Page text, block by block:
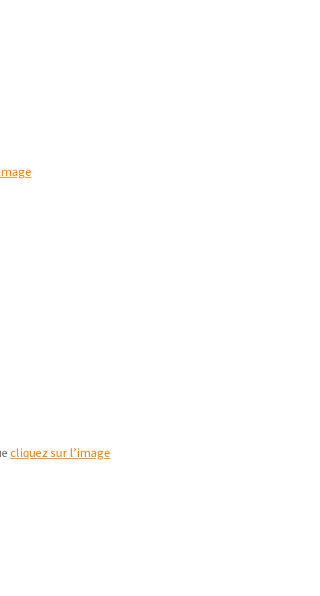
cliquez sur l’image